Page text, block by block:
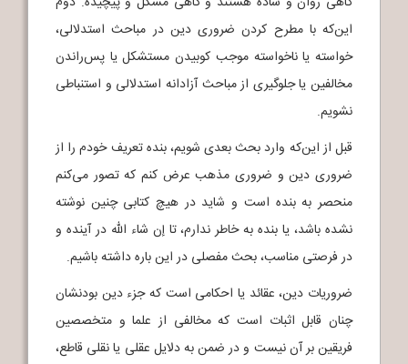
این‌که با مطرح کردن ضروری دین در مباحث استدلالی،
خواسته یا ناخواسته موجب کوبیدن مستشکل یا پس‌راندن
مخالفین یا جلوگیری از مباحث آزادانه استدلالی و استنباطی
نشویم.
قبل از این‌که وارد بحث بعدی شویم، بنده تعریف خودم را از
ضروری دین و ضروری مذهب عرض کنم که تصور می‌کنم
منحصر به بنده است و شاید در هیچ کتابی چنین نوشته
نشده باشد، یا بنده به خاطر ندارم، تا إن شاء الله در آینده و
در فرصتی مناسب، بحث مفصلی در این باره داشته باشیم.
ضروریات دین، عقائد یا احکامی است که جزء دین بودنشان
چنان قابل اثبات است که مخالفی از علما و متخصصین
فریقین بر آن نیست و در ضمن به دلایل عقلی یا نقلی قاطع،